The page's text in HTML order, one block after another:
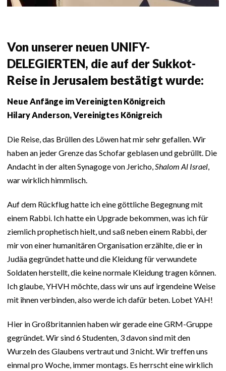
Von unserer neuen UNIFY-
DELEGIERTEN, die auf der Sukkot-
Reise in Jerusalem bestätigt wurde:
Neue Anfänge im Vereinigten Königreich
Hilary Anderson, Vereinigtes Königreich
Die Reise, das Brüllen des Löwen hat mir sehr gefallen. Wir
haben an jeder Grenze das Schofar geblasen und gebrüllt. Die
Andacht in der alten Synagoge von Jericho, Shalom Al Israel
war wirklich himmlisch.
Auf dem Rückflug hatte ich eine göttliche Begegnung mit
einem Rabbi. Ich hatte ein Upgrade bekommen, was ich für
ziemlich prophetisch hielt, und saß neben einem Rabbi, der
mir von einer humanitären Organisation erzählte, die er in
Judäa gegründet hatte und die Kleidung für verwundete
Soldaten herstellt, die keine normale Kleidung tragen können.
Ich glaube, YHVH möchte, dass wir uns auf irgendeine Weise
mit ihnen verbinden, also werde ich dafür beten. Lobet YAH!
Hier in Großbritannien haben wir gerade eine GRM-Gruppe
gegründet. Wir sind 6 Studenten, 3 davon sind mit den
Wurzeln des Glaubens vertraut und 3 nicht. Wir treffen uns
einmal pro Woche, immer montags. Es herrscht eine wirklich